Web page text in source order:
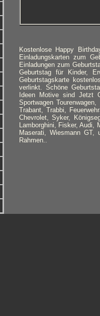
Kostenlose Happy
Einladungskarten zum
Einladungen zum
Geburtstag für Kinder,
Geburtstagskarte
verlinkt. Schöne
Ideen Motive sind Jetzt
Sportwagen
Trabant, Trabbi,
Chevrolet, Syker,
Lamborghini, Fisker, Audi,
Maserati, Wiesmann
Rahmen..